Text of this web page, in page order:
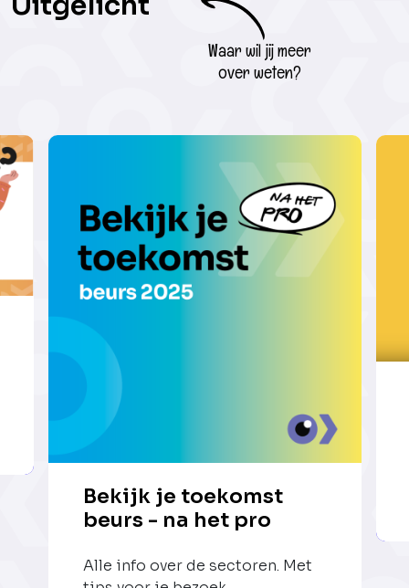
Waar wil jij meer
over weten?
Bekijk je toekomst
beurs - na het pro
Alle info over de sectoren. Met